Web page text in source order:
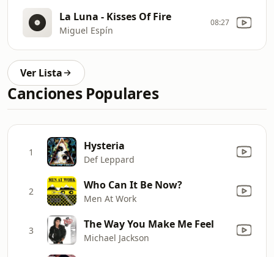
La Luna - Kisses Of Fire
Miguel Espín
08:27
Ver Lista
Canciones Populares
1 Hysteria
Def Leppard
2 Who Can It Be Now?
Men At Work
3 The Way You Make Me Feel
Michael Jackson